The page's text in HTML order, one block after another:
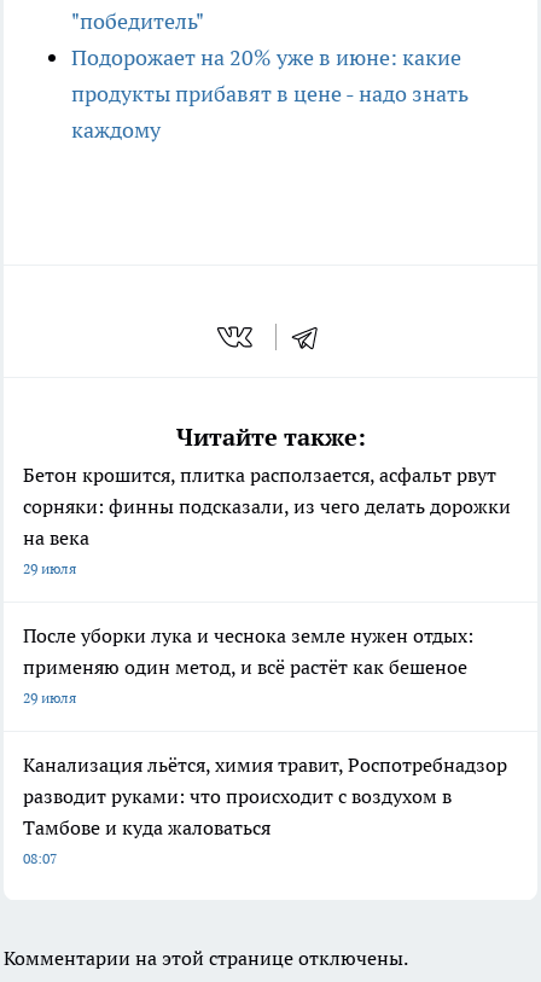
"победитель"
Подорожает на 20% уже в июне: какие
продукты прибавят в цене - надо знать
каждому
Читайте также:
Бетон крошится, плитка расползается, асфальт рвут
сорняки: финны подсказали, из чего делать дорожки
на века
29 июля
После уборки лука и чеснока земле нужен отдых:
применяю один метод, и всё растёт как бешеное
29 июля
Канализация льётся, химия травит, Роспотребнадзор
разводит руками: что происходит с воздухом в
Тамбове и куда жаловаться
08:07
Комментарии на этой странице отключены.